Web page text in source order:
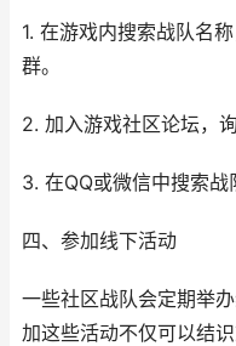
1. 在游戏内搜索战队名
群。
2. 加入游戏社区论坛，
3. 在QQ或微信中搜索战
四、参加线下活动
一些社区战队会定期举
加这些活动不仅可以结